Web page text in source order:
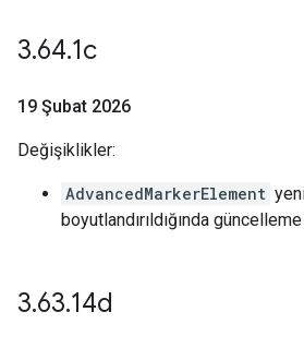
3.64.1c
19 Şubat 2026
Değişiklikler:
AdvancedMarkerElement
boyutlandırıldığında güncelleme
3.63.14d